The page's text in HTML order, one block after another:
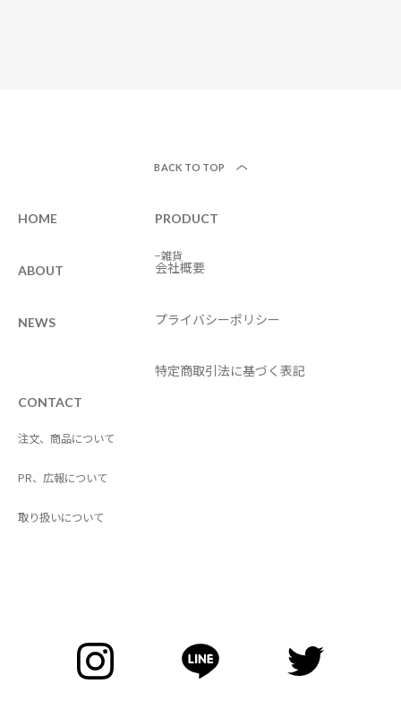
BACK TO TOP
HOME
ABOUT
NEWS
PRODUCT
−雑貨
CONTACT
注文、商品について
PR、広報について
取り扱いについて
会社概要
プライバシーポリシー
特定商取引法に基づく表記